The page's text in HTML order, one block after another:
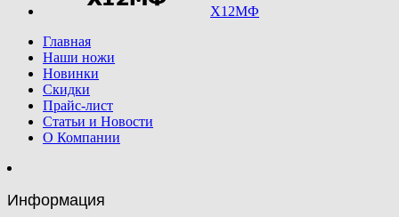
Х12МФ
Главная
Наши ножи
Новинки
Скидки
Прайс-лист
Статьи и Новости
О Компании
Информация